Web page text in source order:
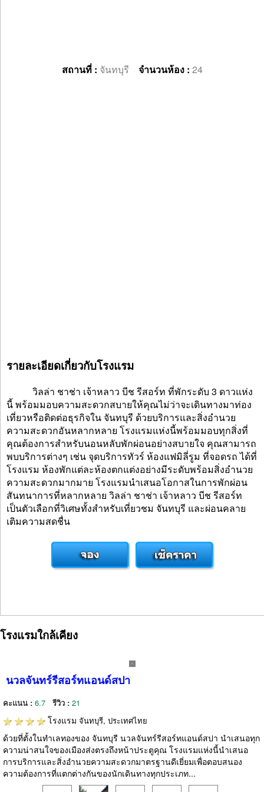
สถานที่ : จันทบุรี จำนวนห้อง : 24
รายละเอียดเกี่ยวกับโรงแรม
วิลล่า ชาช่า เจ้าหลาว บีช รีสอร์ท ที่พักระดับ 3 ดาวแห่ง
นี้ พร้อมมอบความสะดวกสบายให้คุณไม่ว่าจะเดินทางมาท่อง
เที่ยวหรือติดต่อธุรกิจใน จันทบุรี ด้วยบริการและสิ่งอำนวย
ความสะดวกอันหลากหลาย โรงแรมแห่งนี้พร้อมมอบทุกสิ่งที่
คุณต้องการสำหรับนอนหลับพักผ่อนอย่างสบายใจ คุณสามารถ
พบบริการต่างๆ เช่น จุดบริการทัวร์ ห้องแฟมิลี่รูม ที่จอดรถ ได้ที่
โรงแรม ห้องพักแต่ละห้องตกแต่งอย่างมีระดับพร้อมสิ่งอำนวย
ความสะดวกมากมาย โรงแรมนำเสนอโอกาสในการพักผ่อน
สันทนาการที่หลากหลาย วิลล่า ชาช่า เจ้าหลาว บีช รีสอร์ท
เป็นตัวเลือกที่วิเศษทั้งสำหรับเที่ยวชม จันทบุรี และผ่อนคลาย
เติมความสดชื่น
โรงแรมใกล้เคียง
นวลจันทร์รีสอร์ทแอนด์สปา
คะแนน : 6.7 รีวิว : 21
โรงแรม จันทบุรี, ประเทศไทย
ด้วยที่ตั้งในทำเลทองของ จันทบุรี นวลจันทร์รีสอร์ทแอนด์สปา นำเสนอทุก
ความน่าสนใจของเมืองส่งตรงถึงหน้าประตูคุณ โรงแรมแห่งนี้นำเสนอ
การบริการและสิ่งอำนวยความสะดวกมาตรฐานดีเยี่ยมเพื่อตอบสนอง
ความต้องการที่แตกต่างกันของนักเดินทางทุกประเภท...